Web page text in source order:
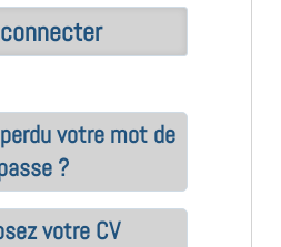
votre mot de
?
votre CV